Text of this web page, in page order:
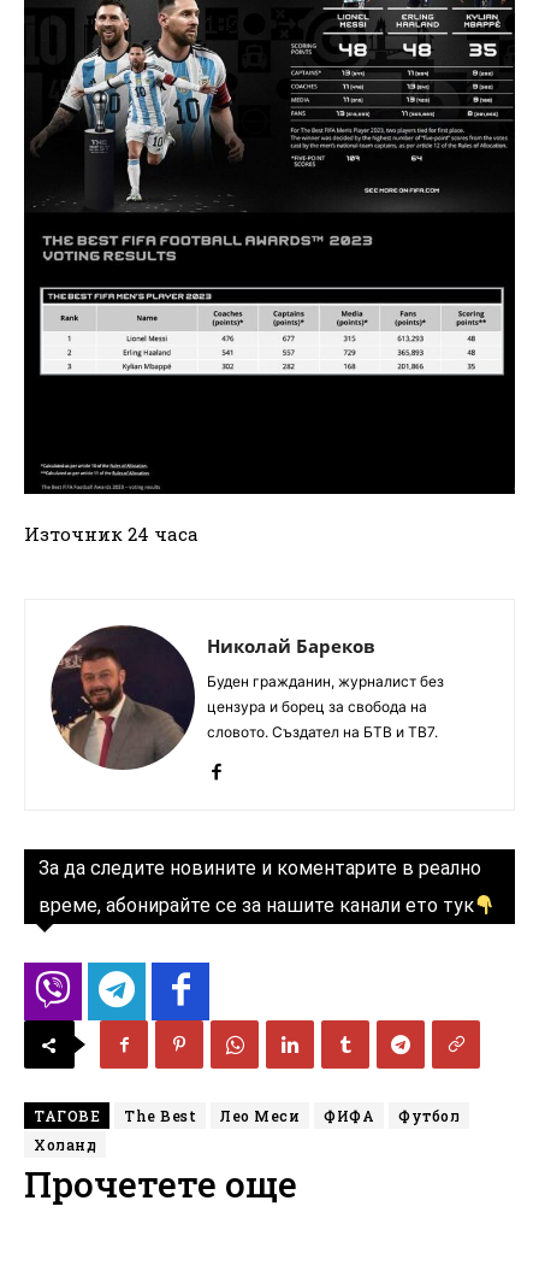
Източник 24 часа
Николай Бареков
Буден гражданин, журналист без
цензура и борец за свобода на
словото. Създател на БТВ и ТВ7.
За да следите новините и коментарите в реално
време, абонирайте се за нашите канали ето тук
ТАГОВЕ The Best Лео Меси ФИФА
Футбол
Холанд
Прочетете още